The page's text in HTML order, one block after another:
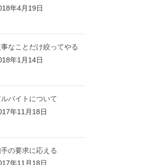
年4月19日
事なことだけ絞ってやる
年1月14日
ルバイトについて
年11月18日
の要求に応える
年11月18日